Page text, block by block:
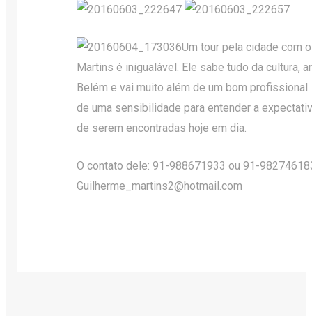
Um tour pela cidade com
Martins é inigualável. Ele sabe tudo da cultura,
Belém e vai muito além de um bom
de uma sensibilidade para entender a
de serem encontradas hoje em dia.
O contato dele: 91-988671933 ou 91-
Guilherme_martins2@hotmail.com